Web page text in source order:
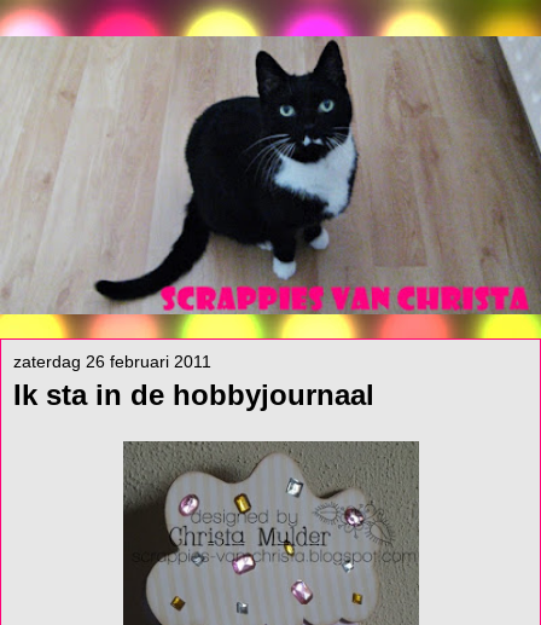
zaterdag 26 februari 2011
Ik sta in de hobbyjournaal